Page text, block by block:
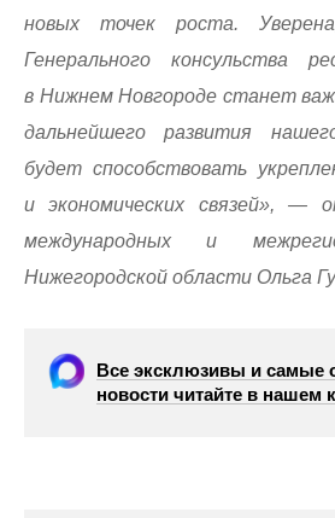
новых точек роста.
Генерального консульства
в Нижнем Новгороде станет
дальнейшего развития
будет способствовать
и экономических связей», —
международных и
Нижегородской области Ольга
Все эксклюзивы и самые
новости читайте в нашем